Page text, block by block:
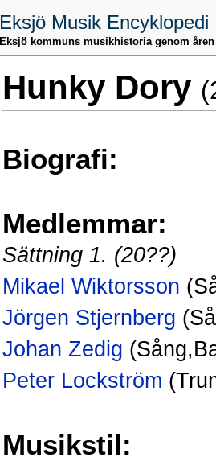
Eksjö Musik Encyklopedi
Eksjö kommuns musikhistoria genom åren
Hunky Dory
Biografi:
Medlemmar:
Sättning 1. (20??)
Mikael Wiktorsson
Jörgen Stjernberg
Johan Zedig
Peter Lockström
Musikstil: